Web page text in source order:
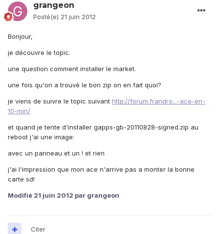
grangeon
Posté(e) 21 juin 2012
Bonjour,
je découvre le topic.
une question comment installer le market.
une fois qu'on a trouvé le bon zip on en fait quoi?
je viens de suivre le topic suivant http://forum.frandro...-ace-en-
10-min/
et quand je tente d'installer gapps-gb-20110828-signed.zip au
reboot j'ai une image:
avec un panneau et un ! et rien
j'ai l'impression que mon ace n'arrive pas a monter la bonne
carte sd!
Modifié 21 juin 2012 par grangeon
Citer